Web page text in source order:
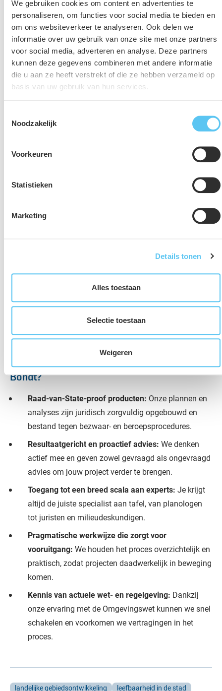
We gebruiken cookies om content en advertenties te
personaliseren, om functies voor social media te bieden en
om ons websiteverkeer te analyseren. Ook delen we
informatie over uw gebruik van onze site met onze partners
voor social media, adverteren en analyse. Deze partners
kunnen deze gegevens combineren met andere informatie
die u aan ze heeft verstrekt of die ze hebben verzameld op
basis van uw gebruik van hun services.
Noodzakelijk
Voorkeuren
Statistieken
Marketing
Details tonen
Alles toestaan
Selectie toestaan
Weigeren
je snel inzicht in de haalbaarheid van jouw initiatief.
Participatiebegeleiding
Gemeenten vragen tijdens een ruimtelijk traject aandacht
voor de dialoog met de omgeving. Afhankelijk van de
aard en omvang van een plan bepalen wij samen met jou
welke participatievorm het meest passend is. Wij
van kaart- en beeldmateriaal om de omgeving goed mee
Waarom samenwerken met Aveco de
Bondt?
Raad-van-State-proof producten: Onze plannen en
analyses zijn juridisch zorgvuldig opgebouwd en
bestand tegen bezwaar- en beroepsprocedures.
Resultaatgericht en proactief advies: We denken
actief mee en geven zowel gevraagd als ongevraagd
advies om jouw project verder te brengen.
Toegang tot een breed scala aan experts: Je krijgt
altijd de juiste specialist aan tafel, van planologen
tot juristen en milieudeskundigen.
Pragmatische werkwijze die zorgt voor
vooruitgang: We houden het proces overzichtelijk en
praktisch, zodat projecten daadwerkelijk in beweging
komen.
Kennis van actuele wet- en regelgeving: Dankzij
onze ervaring met de Omgevingswet kunnen we snel
schakelen en voorkomen we vertragingen in het
proces.
landelijke gebiedsontwikkeling leefbaarheid in de stad